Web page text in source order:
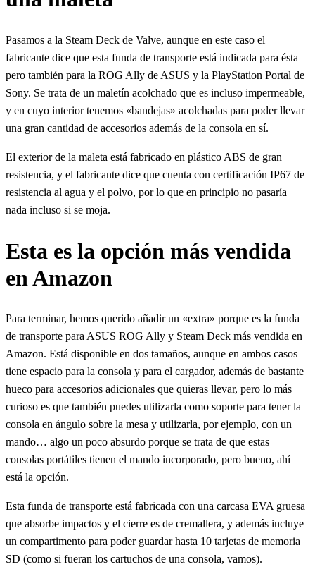
Pasamos a la Steam Deck de Valve, aunque en este caso el
fabricante dice que esta funda de transporte está indicada para ésta
pero también para la ROG Ally de ASUS y la PlayStation Portal de
Sony. Se trata de un maletín acolchado que es incluso impermeable,
y en cuyo interior tenemos «bandejas» acolchadas para poder llevar
una gran cantidad de accesorios además de la consola en sí.
El exterior de la maleta está fabricado en plástico ABS de gran
resistencia, y el fabricante dice que cuenta con certificación IP67 de
resistencia al agua y el polvo, por lo que en principio no pasaría
nada incluso si se moja.
Esta es la opción más vendida
en Amazon
Para terminar, hemos querido añadir un «extra» porque es la funda
de transporte para ASUS ROG Ally y Steam Deck más vendida en
Amazon. Está disponible en dos tamaños, aunque en ambos casos
tiene espacio para la consola y para el cargador, además de bastante
hueco para accesorios adicionales que quieras llevar, pero lo más
curioso es que también puedes utilizarla como soporte para tener la
consola en ángulo sobre la mesa y utilizarla, por ejemplo, con un
mando… algo un poco absurdo porque se trata de que estas
consolas portátiles tienen el mando incorporado, pero bueno, ahí
está la opción.
Esta funda de transporte está fabricada con una carcasa EVA gruesa
que absorbe impactos y el cierre es de cremallera, y además incluye
un compartimento para poder guardar hasta 10 tarjetas de memoria
SD (como si fueran los cartuchos de una consola, vamos).